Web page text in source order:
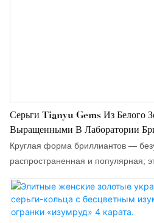
Серьги Tianyu Gems Из Белого
Выращенными В Лаборатории
Лапками.
Круглая форма бриллиантов —
распространенная и популярная;
стилем и очарованием, а простой
естественную красоту каждого